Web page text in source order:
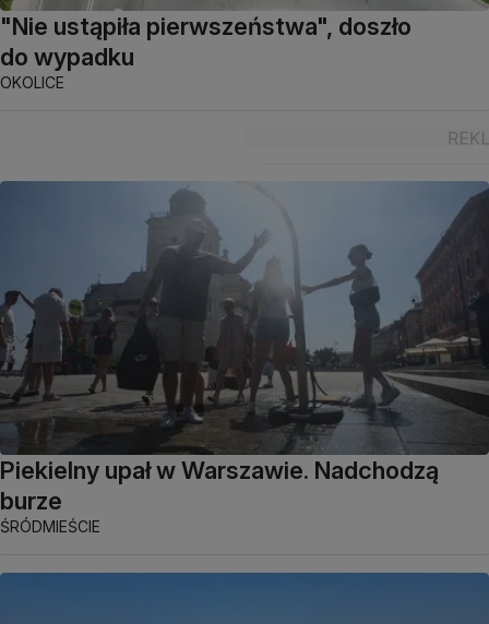
"Nie ustąpiła pierwszeństwa", doszło
do wypadku
OKOLICE
Piekielny upał w Warszawie. Nadchodzą
burze
ŚRÓDMIEŚCIE